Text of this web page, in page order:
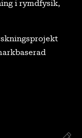
i rymdfysik,